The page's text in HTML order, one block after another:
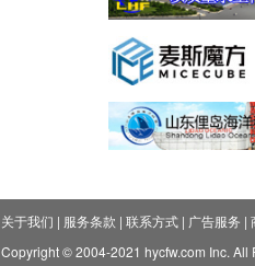
关于我们 | 服务条款 | 联系方式| 广告服务 |
Copyright © 2004-2021 hycfw.com Inc. All